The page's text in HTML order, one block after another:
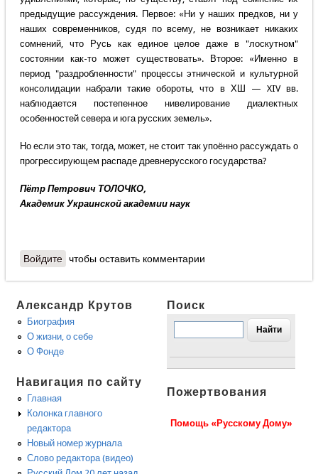
предыдущие рассуждения. Первое: «Ни у наших предков, ни у
наших современников, судя по всему, не возникает никаких
сомнений, что Русь как единое целое даже в "лоскутном"
состоянии как-то может существовать». Второе: «Именно в
период "раздробленности" процессы этнической и культурной
консолидации набрали такие обороты, что в ХШ — XIV вв.
наблюдается постепенное нивелирование диалектных
особенностей севера и юга русских земель».
Но если это так, тогда, может, не стоит так упоённо рассуждать о
прогрессирующем распаде древнерусского государства?
Пётр Петрович ТОЛОЧКО,
Академик Украинской академии наук
Войдите чтобы оставить комментарии
Александр Крутов
Биография
О жизни, о себе
О Фонде
Навигация по сайту
Главная
Колонка главного
редактора
Новый номер журнала
Слово редактора (видео)
Поиск
Пожертвования
Помощь «Русскому Дому»